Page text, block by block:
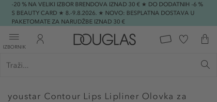
-20 % NA VELIKI IZBOR BRENDOVA IZNAD 30 € ★ DO DODATNIH -6 %
S BEAUTY CARD ★ 8.-9.8.2026. ★ NOVO: BESPLATNA DOSTAVA U
PAKETOMATE ZA NARUDŽBE IZNAD 30 €
IZBORNIK
youstar Contour Lips Lipliner Olovka za